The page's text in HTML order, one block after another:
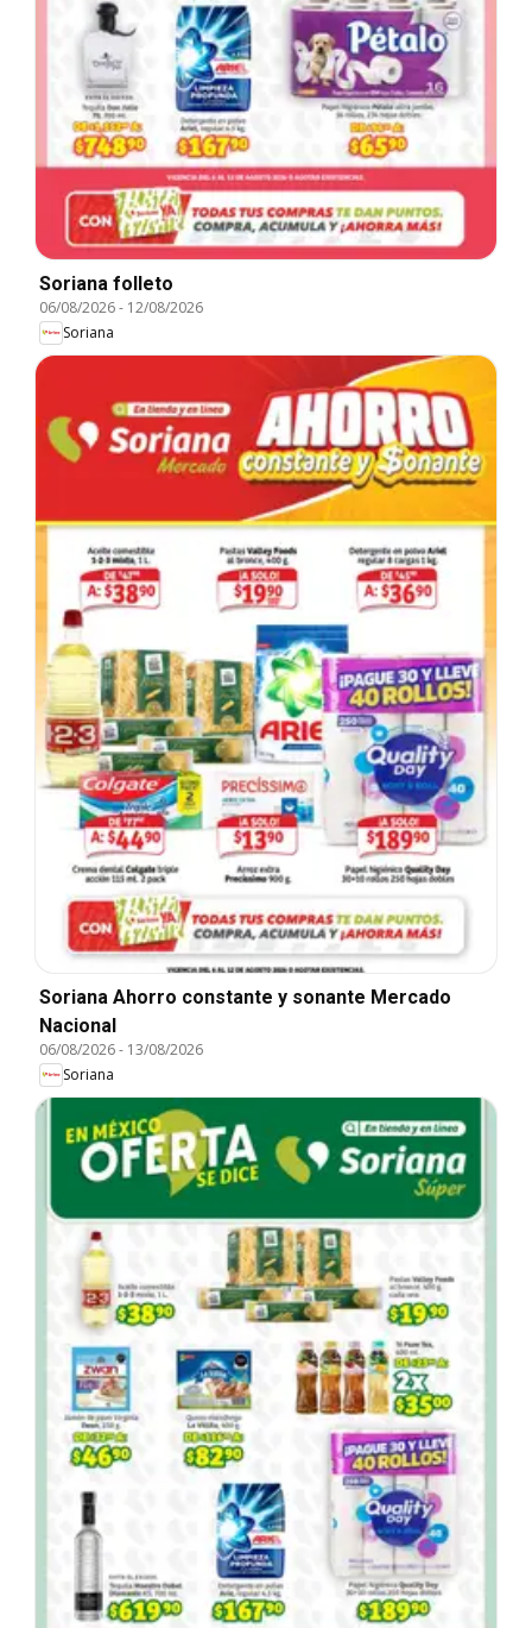
Soriana folleto
06/08/2026- 12/08/2026
Soriana
Soriana Ahorro constante y sonante Mercado
Nacional
06/08/2026- 13/08/2026
Soriana